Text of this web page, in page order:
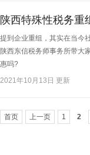
陕西特殊性税务重
提到企业重组，其实在当今
陕西东信税务师事务所带大
惠吗? ​
2021年10月13日 更新
首页 上一页 1 2